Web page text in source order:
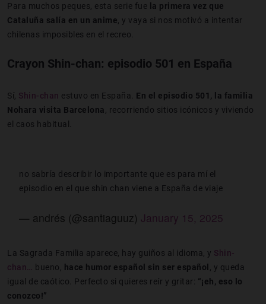
Para muchos peques, esta serie fue la primera vez que
Cataluña salía en un anime , y vaya si nos motivó a intentar
chilenas imposibles en el recreo.
Crayon Shin-chan: episodio 501 en España
Sí, Shin-chan estuvo en España. En el episodio 501, la familia
Nohara visita Barcelona , recorriendo sitios icónicos y viviendo
el caos habitual.
no sabría describir lo importante que es para mí el
episodio en el que shin chan viene a España de viaje
— andrés (@santiaguuz) January 15, 2025
La Sagrada Familia aparece, hay guiños al idioma, y Shin-
chan…
bueno, hace humor español sin ser español
, y queda
igual de caótico. Perfecto si quieres reír y gritar: “¡eh, eso lo
conozco!”